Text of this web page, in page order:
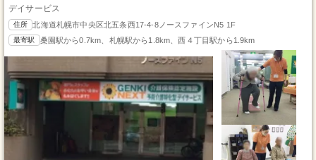
デイサービス
住所 北海道札幌市中央区北五条西17-4-8ノースファインN5 1F
最寄駅 桑園駅から0.7km、札幌駅から1.8km、西４丁目駅から1.9km